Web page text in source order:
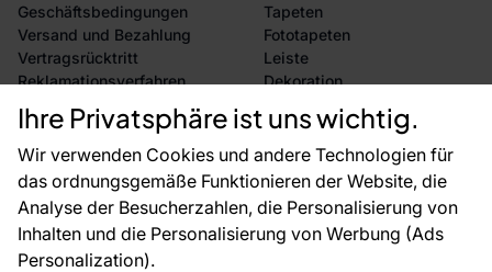
Ihre Privatsphäre ist uns wichtig.
Wir verwenden Cookies und andere Technologien für
das ordnungsgemäße Funktionieren der Website, die
Analyse der Besucherzahlen, die Personalisierung von
Inhalten und die Personalisierung von Werbung (Ads
Personalization).
Geschäftsbedingungen
Versand und Bezahlung
Vertragsrücktritt
Reklamationsverfahren
Rücksendung von Waren
CE-Zertifizierung
Großhandel
Raumvisualisierung
Tapeten
Fototapeten
Leiste
Dekoration
Selbstklebende Folien
Zubehör
Tapetenmuster
FÜR SIE
Blog
ÜBER DAS UNTERNEHMEN